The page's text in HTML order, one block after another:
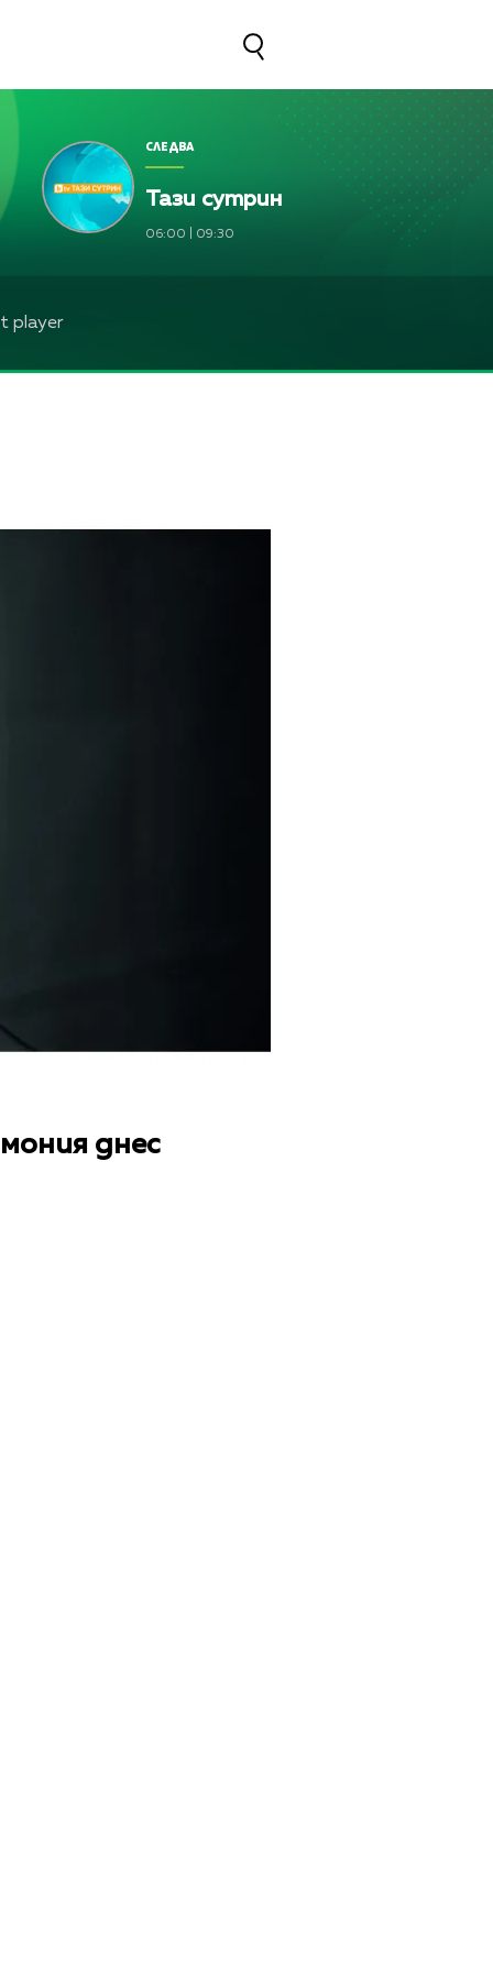
СЛЕДВА
Тази сутрин
06:00 09:30
player
днес